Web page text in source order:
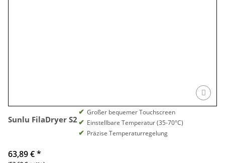
Sunlu FilaDryer S2
Großer bequemer Touchscreen
Einstellbare Temperatur (35-70°C)
Präzise Temperaturregelung
63,89 €*